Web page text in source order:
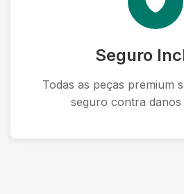
Seguro
Todas as peças premium
seguro contra danos